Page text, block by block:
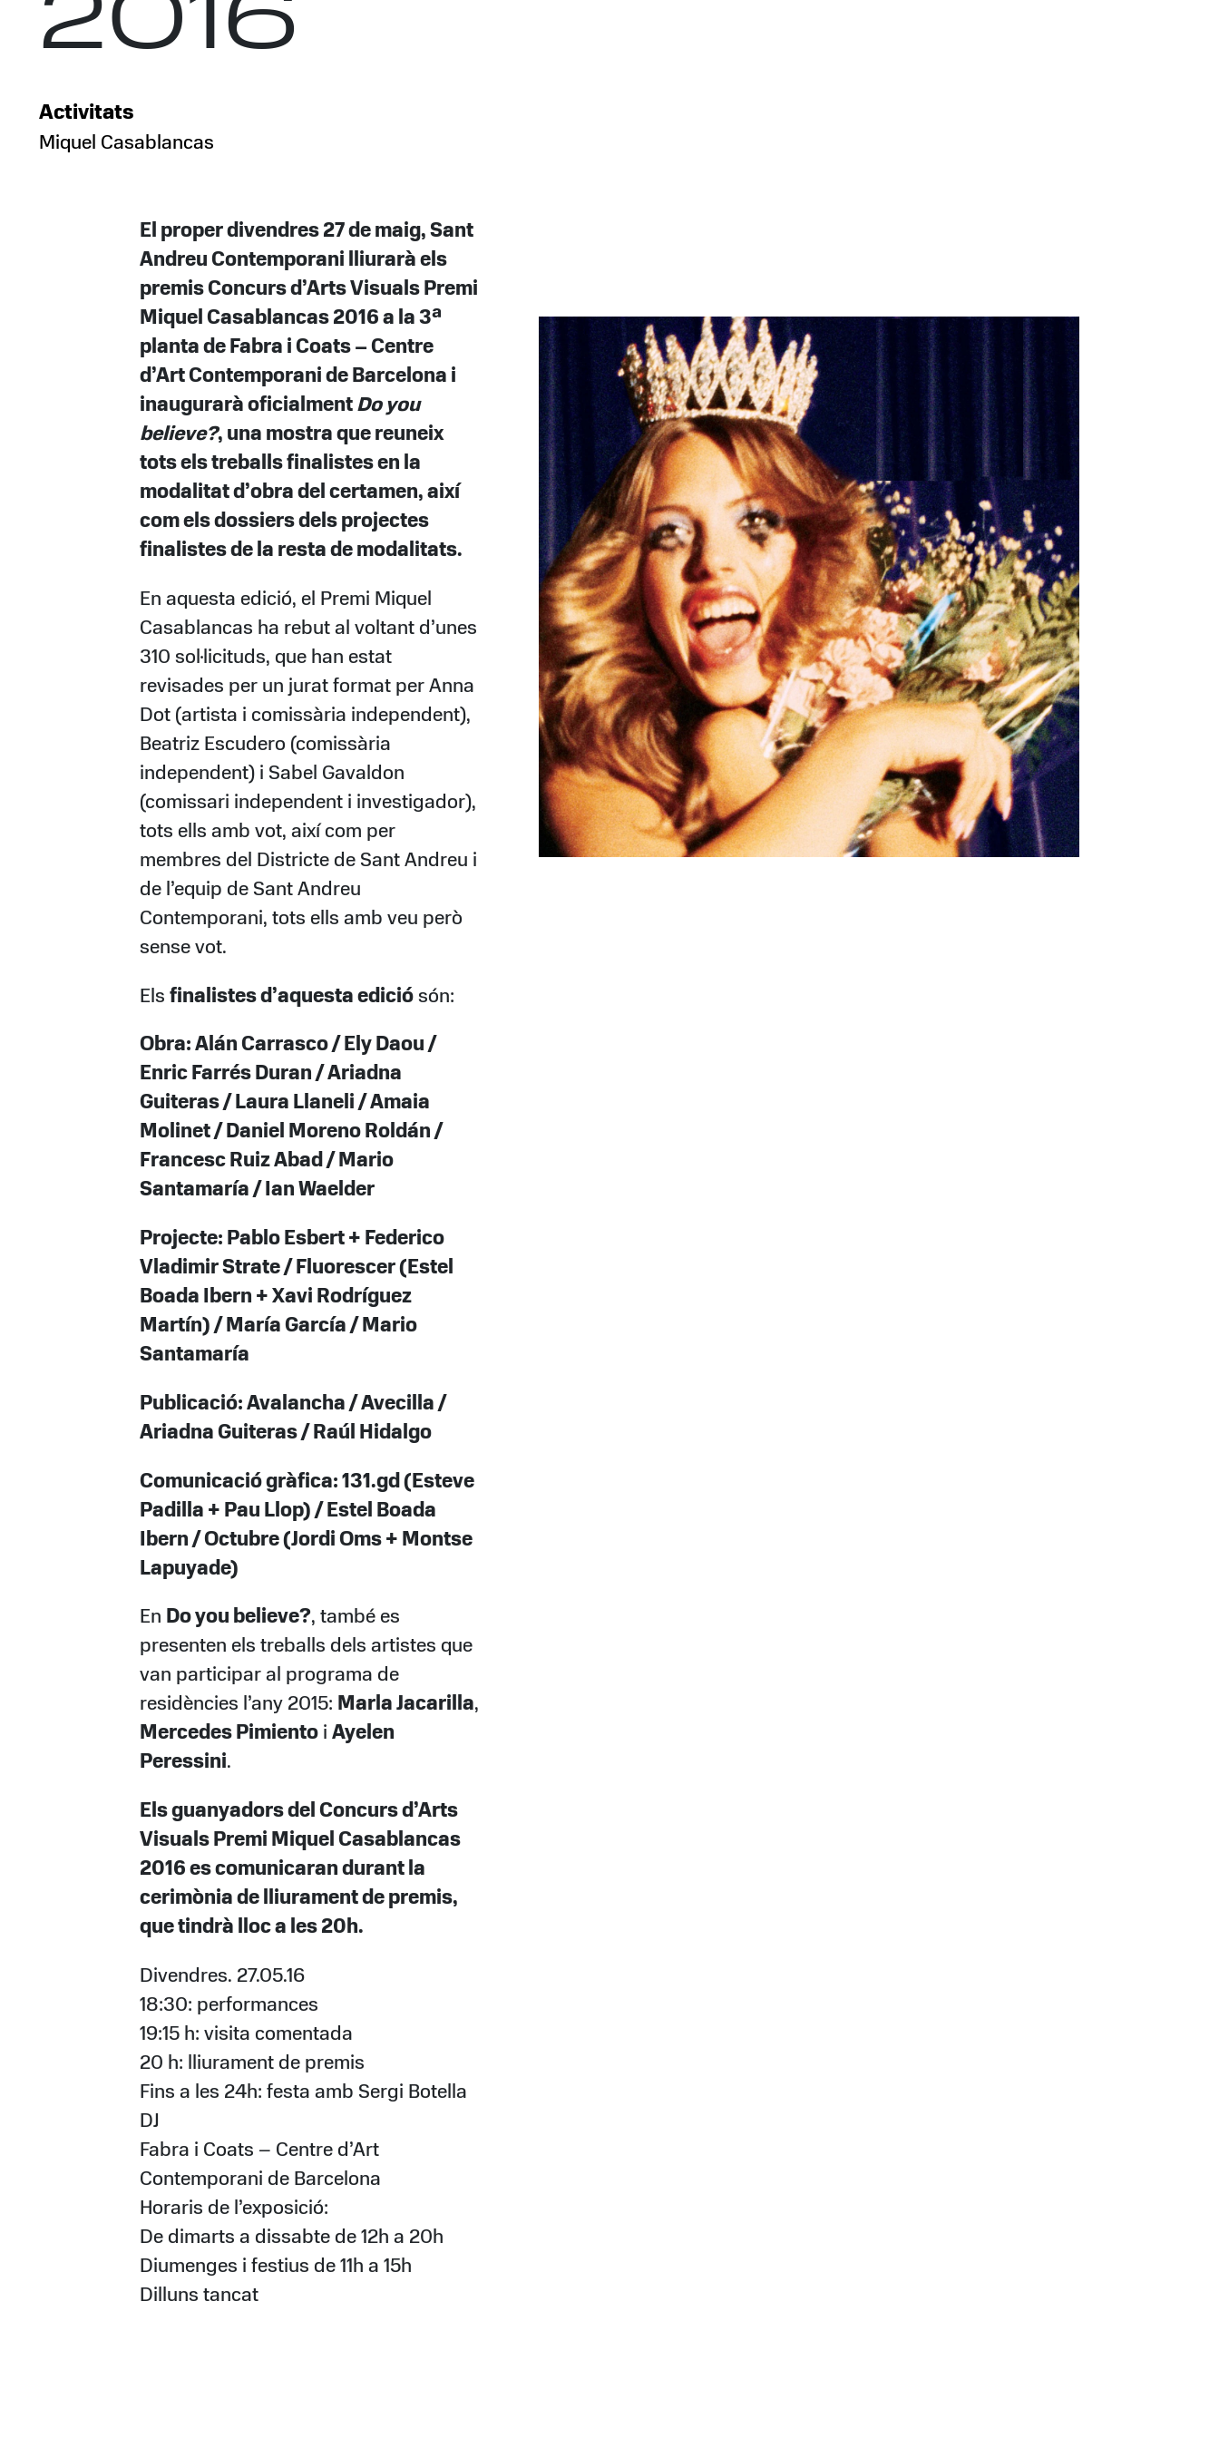
2016
Activitats
Miquel Casablancas
El proper divendres 27 de maig, Sant
Andreu Contemporani lliurarà els
premis Concurs d’Arts Visuals Premi
Miquel Casablancas 2016 a la 3ª
planta de Fabra i Coats – Centre
d’Art Contemporani de Barcelona i
inaugurarà oficialment Do you
believe?, una mostra que reuneix
tots els treballs finalistes en la
modalitat d’obra del certamen, així
com els dossiers dels projectes
finalistes de la resta de modalitats.
En aquesta edició, el Premi Miquel
Casablancas ha rebut al voltant d’unes
310 sol·licituds, que han estat
revisades per un jurat format per Anna
Dot (artista i comissària independent),
Beatriz Escudero (comissària
independent) i Sabel Gavaldon
(comissari independent i investigador),
tots ells amb vot, així com per
membres del Districte de Sant Andreu i
de l’equip de Sant Andreu
Contemporani, tots ells amb veu però
sense vot.
Els finalistes d’aquesta ediciósón:
Obra: Alán Carrasco / Ely Daou /
Enric Farrés Duran / Ariadna
Guiteras / Laura Llaneli / Amaia
Molinet / Daniel Moreno Roldán /
Francesc Ruiz Abad / Mario
Santamaría / Ian Waelder
Projecte: Pablo Esbert + Federico
Vladimir Strate / Fluorescer (Estel
Boada Ibern + Xavi Rodríguez
Martín) / María García / Mario
Santamaría
Publicació: Avalancha / Avecilla /
Ariadna Guiteras / Raúl Hidalgo
Comunicació gràfica: 131.gd (Esteve
Padilla + Pau Llop) / Estel Boada
Ibern / Octubre (Jordi Oms + Montse
Lapuyade)
En Do you believe?, també es
presenten els treballs dels artistes que
van participar al programa de
residències l’any 2015: Marla Jacarilla,
Mercedes Pimientoi Ayelen
Peressini.
Els guanyadors del Concurs d’Arts
Visuals Premi Miquel Casablancas
2016 es comunicaran durant la
cerimònia de lliurament de premis,
que tindrà lloc a les 20h.
Divendres. 27.05.16
18:30: performances
19:15 h: visita comentada
20 h: lliurament de premis
Fins a les 24h: festa amb Sergi Botella
DJ
Fabra i Coats – Centre d’Art
Contemporani de Barcelona
Horaris de l’exposició:
De dimarts a dissabte de 12h a 20h
Diumenges i festius de 11h a 15h
Dilluns tancat